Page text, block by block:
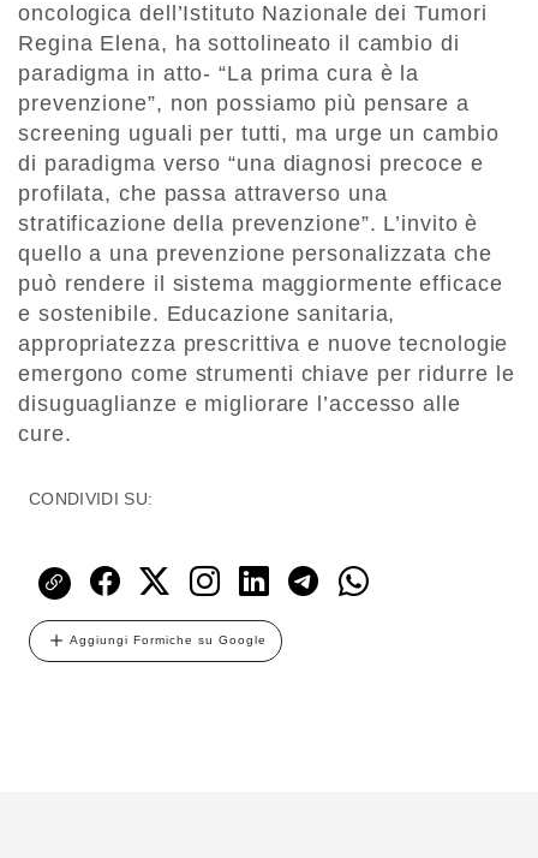
oncologica dell’Istituto Nazionale dei Tumori
Regina Elena, ha sottolineato il cambio di
paradigma in atto- “La prima cura è la
prevenzione”, non possiamo più pensare a
screening uguali per tutti, ma urge un cambio
di paradigma verso “una diagnosi precoce e
profilata, che passa attraverso una
stratificazione della prevenzione”. L’invito è
quello a una prevenzione personalizzata che
può rendere il sistema maggiormente efficace
e sostenibile. Educazione sanitaria,
appropriatezza prescrittiva e nuove tecnologie
emergono come strumenti chiave per ridurre le
disuguaglianze e migliorare l’accesso alle
cure.
CONDIVIDI SU:
Aggiungi Formiche su Google